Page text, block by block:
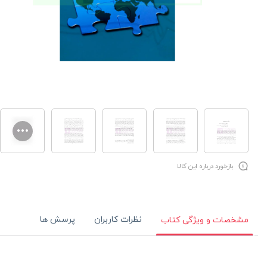
بازخورد درباره این کالا
مشخصات و ویژگی کتاب نظرات کاربران پرسش ها